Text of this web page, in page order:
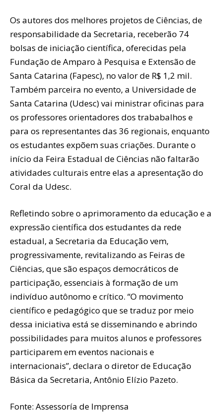
Os autores dos melhores projetos de Ciências, de
responsabilidade da Secretaria, receberão 74
bolsas de iniciação científica, oferecidas pela
Fundação de Amparo à Pesquisa e Extensão de
Santa Catarina (Fapesc), no valor de R$ 1,2 mil.
Também parceira no evento, a Universidade de
Santa Catarina (Udesc) vai ministrar oficinas para
os professores orientadores dos trababalhos e
para os representantes das 36 regionais, enquanto
os estudantes expõem suas criações. Durante o
início da Feira Estadual de Ciências não faltarão
atividades culturais entre elas a apresentação do
Coral da Udesc.
Refletindo sobre o aprimoramento da educação e a
expressão científica dos estudantes da rede
estadual, a Secretaria da Educação vem,
progressivamente, revitalizando as Feiras de
Ciências, que são espaços democráticos de
participação, essenciais à formação de um
indivíduo autônomo e crítico. “O movimento
científico e pedagógico que se traduz por meio
dessa iniciativa está se disseminando e abrindo
possibilidades para muitos alunos e professores
participarem em eventos nacionais e
internacionais”, declara o diretor de Educação
Básica da Secretaria, Antônio Elízio Pazeto.
Fonte: Assessoría de Imprensa